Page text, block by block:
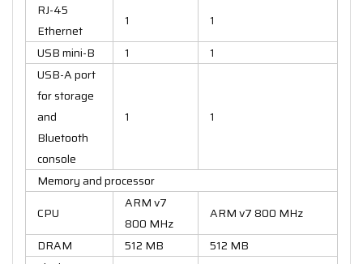
RJ-45
Ethernet
1
1
USB mini-B
1
1
USB-A port
for storage
and
Bluetooth
console
1 1
Memory and processor
CPU
ARM v7
800 MHz
ARM v7 800 MHz
DRAM
512 MB
512 MB